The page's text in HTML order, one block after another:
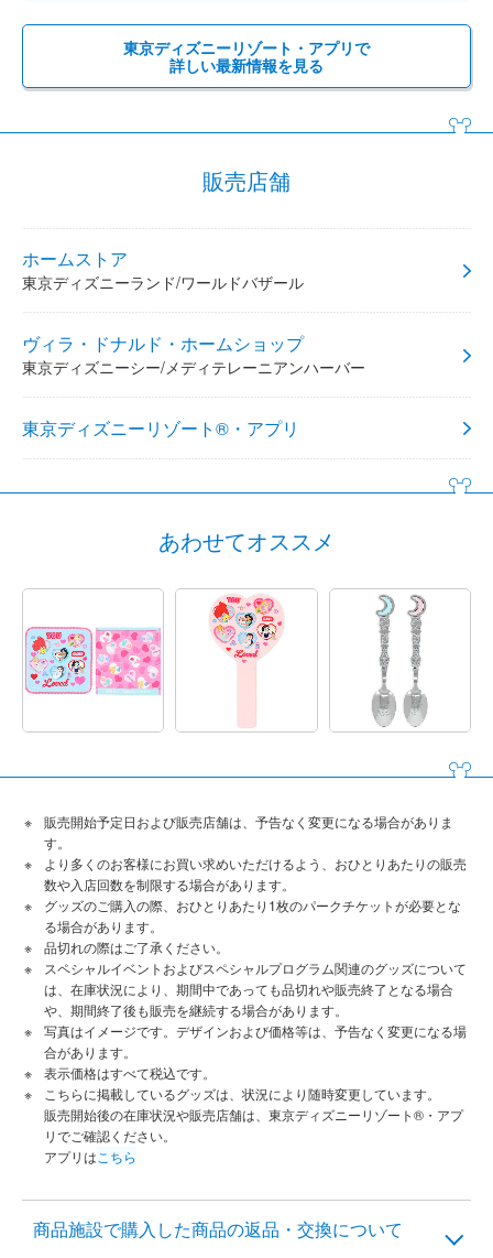
東京ディズニーリゾート・アプリで
詳しい最新情報を見る
販売店舗
ホームストア
東京ディズニーランド/ワールドバザール
ヴィラ・ドナルド・ホームショップ
東京ディズニーシー/メディテレーニアンハーバー
東京ディズニーリゾート®・アプリ
あわせてオススメ
販売開始予定日および販売店舗は、予告なく変更になる場合がありま
す。
より多くのお客様にお買い求めいただけるよう、おひとりあたりの販売
数や入店回数を制限する場合があります。
グッズのご購入の際、おひとりあたり1枚のパークチケットが必要とな
る場合があります。
品切れの際はご了承ください。
スペシャルイベントおよびスペシャルプログラム関連のグッズについて
は、在庫状況により、期間中であっても品切れや販売終了となる場合
や、期間終了後も販売を継続する場合があります。
写真はイメージです。デザインおよび価格等は、予告なく変更になる場
合があります。
表示価格はすべて税込です。
こちらに掲載しているグッズは、状況により随時変更しています。
販売開始後の在庫状況や販売店舗は、東京ディズニーリゾート®・アプ
リでご確認ください。
アプリは こちら
商品施設で購入した商品の返品・交換について